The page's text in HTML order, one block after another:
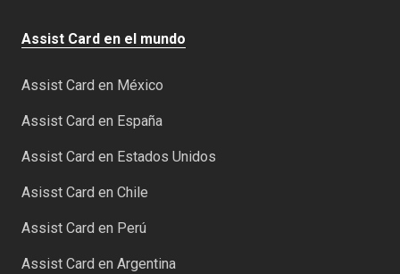
Assist Card en el mundo
Assist Card en México
Assist Card en España
Assist Card en Estados Unidos
Asisst Card en Chile
Assist Card en Perú
Assist Card en Argentina